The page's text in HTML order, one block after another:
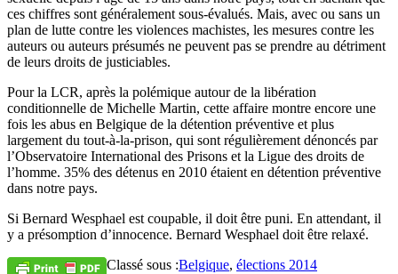
ces chiffres sont généralement sous-évalués. Mais, avec ou sans un
plan de lutte contre les violences machistes, les mesures contre les
auteurs ou auteurs présumés ne peuvent pas se prendre au détriment
de leurs droits de justiciables.
Pour la LCR, après la polémique autour de la libération
conditionnelle de Michelle Martin, cette affaire montre encore une
fois les abus en Belgique de la détention préventive et plus
largement du tout-à-la-prison, qui sont régulièrement dénoncés par
l’Observatoire International des Prisons et la Ligue des droits de
l’homme. 35% des détenus en 2010 étaient en détention préventive
dans notre pays.
Si Bernard Wesphael est coupable, il doit être puni. En attendant, il
y a présomption d’innocence. Bernard Wesphael doit être relaxé.
Classé sous :Belgique, élections 2014